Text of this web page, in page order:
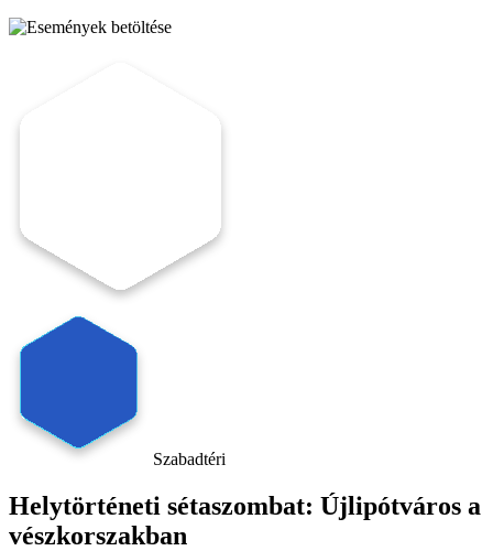
Szabadtéri
Helytörténeti sétaszombat: Újlipótváros a
vészkorszakban